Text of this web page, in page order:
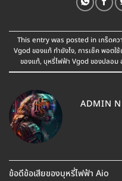
This entry was posted in เกร็ดค
Vgod ของแท้ ทำยังไง, การเช็ค พอตใ
ของแท้, บุหรี่ไฟฟ้า Vgod ของปลอม
ADMIN N
ข้อดีข้อเสียของบุหรี่ไฟฟ้า Aio